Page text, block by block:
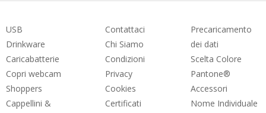
USB
Drinkware
Caricabatterie
Copri webcam
Shoppers
Cappellini &
Contattaci
Chi Siamo
Condizioni
Privacy
Cookies
Certificati
Precaricamento
dei dati
Scelta Colore
Pantone®
Accessori
Nome Individuale